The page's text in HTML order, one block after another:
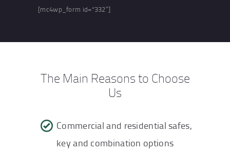
[mc4wp_form id=“332″]
The Main Reasons to Choose
Us
Commercial and residential safes,
key and combination options